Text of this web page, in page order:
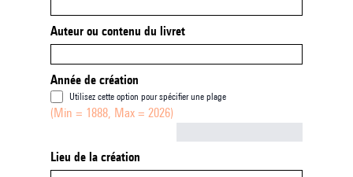
Auteur ou contenu du livret
Année de création
Utilisez cette option pour spécifier une plage
(Min = 1888, Max = 2026)
Lieu de la création